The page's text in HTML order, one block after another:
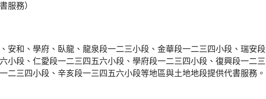
服務）
安和、學府、臥龍、龍泉段一二三小段、金華段一二三四小段、瑞安段
小段、仁愛段一二三四五六小段、學府段一二三四小段、復興段一二三
二三四小段、辛亥段一三四五六小段等地區與土地地段提供代書服務。